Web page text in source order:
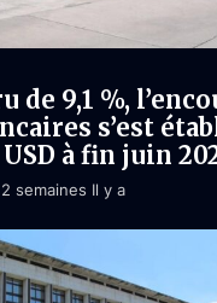
de 9,1 %,
s’est
à fin juin
2 semaines Il y a